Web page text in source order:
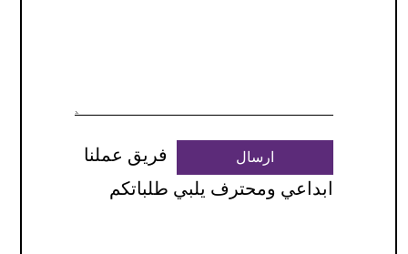
ارسال
فريق عملنا
ابداعي ومحترف يلبي طلباتكم